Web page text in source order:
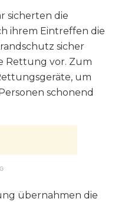
sicherten die
ihrem Eintreffen die
sicher
Rettung vor. Zum
um
schonend
übernahmen die